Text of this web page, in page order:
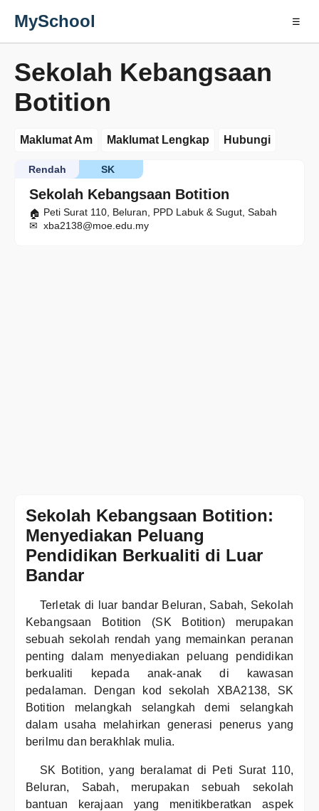
MySchool ☰
Sekolah Kebangsaan
Botition
Maklumat Am Maklumat Lengkap Hubungi
Sekolah Kebangsaan Botition
SK
Rendah
Peti Surat 110, Beluran, PPD Labuk & Sugut, Sabah
xba2138@moe.edu.my
Sekolah Kebangsaan Botition:
Menyediakan Peluang
Pendidikan Berkualiti di Luar
Bandar
Terletak di luar bandar Beluran, Sabah, Sekolah
Kebangsaan Botition (SK Botition) merupakan
sebuah sekolah rendah yang memainkan peranan
penting dalam menyediakan peluang pendidikan
berkualiti kepada anak-anak di kawasan
pedalaman. Dengan kod sekolah XBA2138, SK
Botition melangkah selangkah demi selangkah
dalam usaha melahirkan generasi penerus yang
berilmu dan berakhlak mulia.
SK Botition, yang beralamat di Peti Surat 110,
Beluran, Sabah, merupakan sebuah sekolah
bantuan kerajaan yang menitikberatkan aspek